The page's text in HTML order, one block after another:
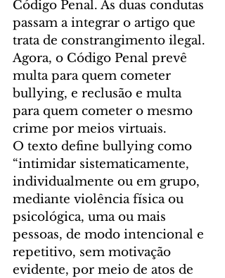
Código Penal. As duas condutas
passam a integrar o artigo que
trata de constrangimento ilegal.
Agora, o Código Penal prevê
multa para quem cometer
bullying, e reclusão e multa
para quem cometer o mesmo
crime por meios virtuais.
O texto define bullying como
“intimidar sistematicamente,
individualmente ou em grupo,
mediante violência física ou
psicológica, uma ou mais
pessoas, de modo intencional e
repetitivo, sem motivação
evidente, por meio de atos de